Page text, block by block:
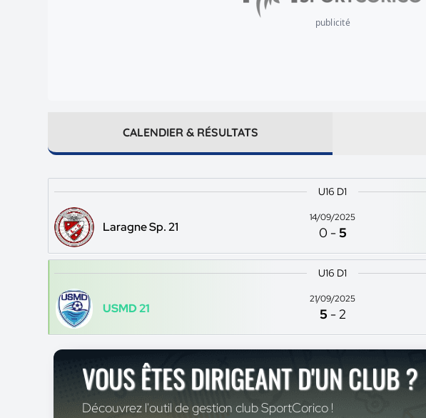
publicité
CALENDIER & RÉSULTATS
U16 D1
Laragne Sp. 21
14/09/2025
0 -5
U16 D1
USMD 21
21/09/2025
5 -2
VOUS ÊTES DIRIGEANT D'UN CLUB ?
Découvrez l'outil de gestion club SportCorico !